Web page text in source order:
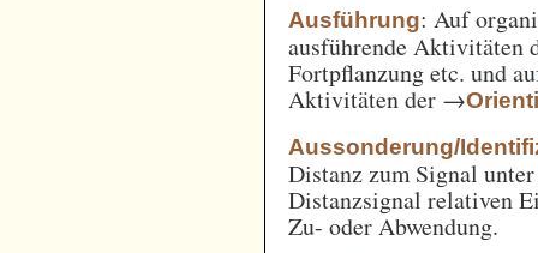
Ausführung: Auf
ausführende Aktivitäten
Fortpflanzung etc. und
Aktivitäten der →
Aussonderung/
Distanz zum Signal
Distanzsignal relativen
Zu- oder Abwendung.